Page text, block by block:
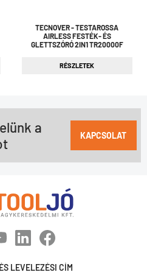
TECNOVER - TESTAROSSA
AIRLESS FESTÉK- ÉS
GLETTSZÓRÓ 2IN1 TR20000F
RÉSZLETEK
a
KAPCSOLAT
LEVELEZÉSI CÍM